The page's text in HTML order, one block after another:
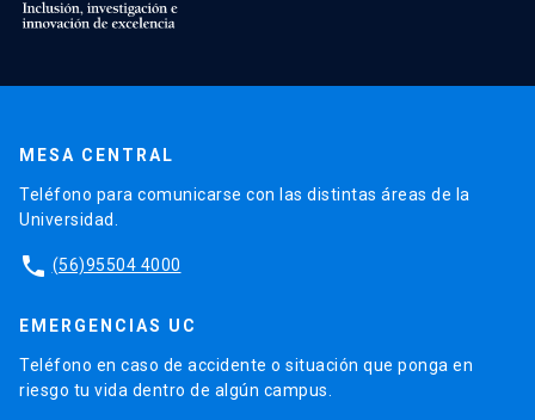
MESA CENTRAL
Teléfono para comunicarse con las distintas áreas de la
Universidad.
phone (56)95504 4000
EMERGENCIAS UC
Teléfono en caso de accidente o situación que ponga en
riesgo tu vida dentro de algún campus.